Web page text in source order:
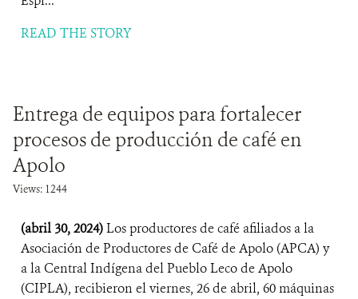
READ THE STORY
Entrega de equipos para fortalecer
procesos de producción de café en
Apolo
Views: 1244
(abril 30, 2024)Los productores de café afiliados a la
Asociación de Productores de Café de Apolo (APCA) y
a la Central Indígena del Pueblo Leco de Apolo
(CIPLA), recibieron el viernes, 26 de abril, 60 máquinas